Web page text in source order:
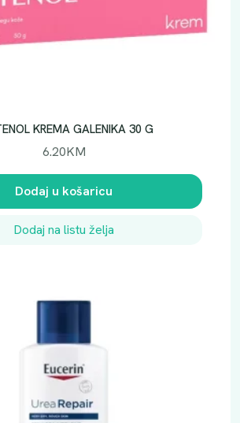
KREMA GALENIKA 30 G
6.20KM
Dodaj u košaricu
Dodaj na listu želja